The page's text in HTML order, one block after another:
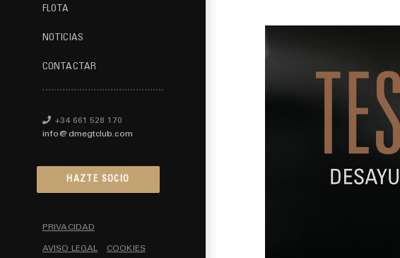
FLOTA
NOTICIAS
CONTACTAR
+34 661 528 170
info@dmegtclub.com
HAZTE SOCIO
PRIVACIDAD
AVISO LEGAL COOKIES